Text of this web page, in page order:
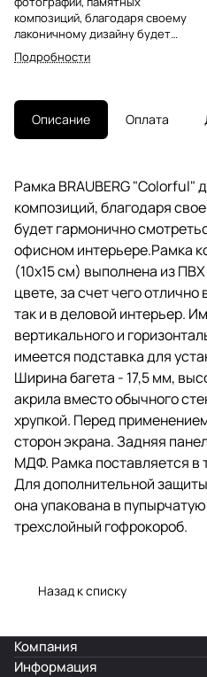
композиций, благодаря своему
лаконичному дизайну будет
гармонично смотреться как в
домашнем, так и в офисном
формата А6 (10х15 см)
выполнена из ПВХ в
классическом белом цвете, за
интерьер. Имеется
возможность вертикального и
горизонтального подвеса, а
также имеется подставка для
установки рамки на столе.
Ширина багета - 17,5 мм, высота -
16,7 мм. Вставка из акрила
вместо обычного стекла делает
рамку менее хрупкой. Перед
применением снимите пленку с
обеих сторон экрана.
Задняя панель выполнена из
прочного МДФ. Рамка
поставляется в термоусадочной
плёнке. Для дополнительной
защиты от сколов и потертостей
она упакована в пупырчатую
пленку и индивидуальный
трехслойный гофрокороб.
Подробности
Описание Оплата
Рамка BRAUBERG "Colorful"
композиций, благодаря
будет гармонично
офисном интерьере.Рамка
(10х15 см) выполнена из
цвете, за счет чего
так и в деловой интерьер.
вертикального и
имеется подставка для
Ширина багета - 17,5 мм,
акрила вместо обычного
хрупкой. Перед
сторон экрана. Задняя
МДФ. Рамка поставляется в
Для дополнительной
она упакована в
трехслойный гофрокороб.
Назад к списку
Компания
Информация